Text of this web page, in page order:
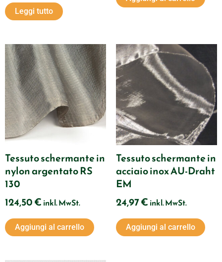
Leggi tutto
Tessuto schermante in
nylon argentato RS
130
124,50€ inkl. MwSt.
Aggiungi al carrello
Tessuto schermante in
acciaio inox AU-Draht
EM
24,97€ inkl. MwSt.
Aggiungi al carrello